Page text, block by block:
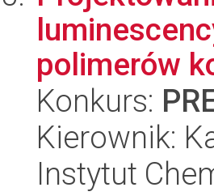
polimerów
Konkurs:
Kierownik:
Instytut